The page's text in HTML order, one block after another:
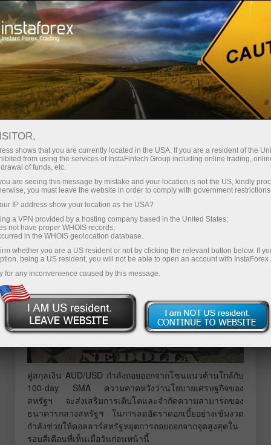
สำหรับเทรดเดอร์
การวิเคราะห์ฟอเร็กซ์
08.11.2024 11:52 AM
AUD/USD: การวิเคราะห์และการพยากรณ์
คู่สกุลเงิน AUD/USD กำลังถอยออกจากโซนแนวต้านใกล้กับ
100-day SMA ความคาดหวังว่านโยบายเศรษฐกิจของ
สหรัฐฯ จะส่งเสริมการเติบโตและจำกัดความสามารถของ
ธนาคารกลางสหรัฐฯ ในการลดอัตราดอกเบี้ยอย่างเข้มงวด
กำลังช่วยให้ดอลลาร์สหรัฐหยุดการถอยออกจากจุดสูงสุดใน
รอบสี่เดือนที่เห็นเมื่อวันก่อนหน้านี้
shows that you are currently located in the USA. If you are a resident of the
from using the services of InstaFintech Group including online trading,
of funds, etc.
are seeing this message by mistake and your location is not the US, kindly
you must leave the website in order to comply with government
IP address show your location as the USA?
a VPN provided by a hosting company based in the United States;
not have proper WHOIS records;
in the WHOIS geolocation database.
whether you are a US resident or not by clicking the relevant button below. If
being a US resident, you will not be able to open an account with InstaForex
for any inconvenience caused by this message.